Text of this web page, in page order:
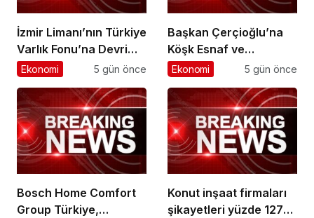
İzmir Limanı’nın Türkiye
Varlık Fonu’na Devri
Tamamlandı
Ekonomi 5 gün önce
Başkan Çerçioğlu’na
Köşk Esnaf ve
Sanatkârlar
Ekonomi 5 gün önce
Bosch Home Comfort
Group Türkiye,
Konut inşaat firmaları
şikayetleri yüzde 127